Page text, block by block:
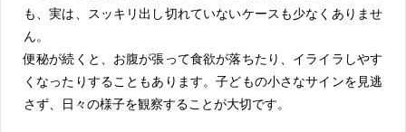
も、実は、スッキリ出し切れていないケースも少なくありませ
ん。
便秘が続くと、お腹が張って食欲が落ちたり、イライラしやす
くなったりすることもあります。子どもの小さなサインを見逃
さず、日々の様子を観察することが大切です。